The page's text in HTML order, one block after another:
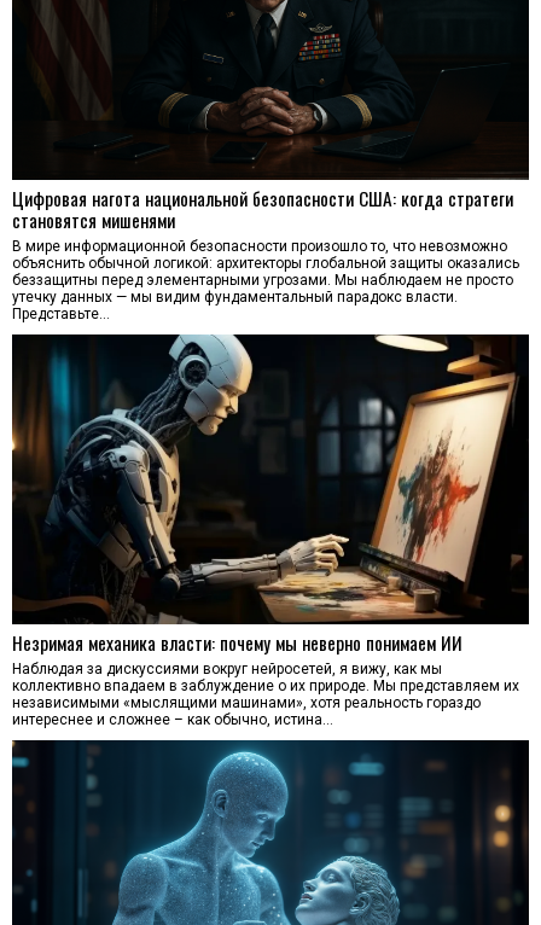
Цифровая нагота национальной безопасности США: когда стратеги
становятся мишенями
В мире информационной безопасности произошло то, что невозможно
объяснить обычной логикой: архитекторы глобальной защиты оказались
беззащитны перед элементарными угрозами. Мы наблюдаем не просто
утечку данных — мы видим фундаментальный парадокс власти.
Представьте…
Незримая механика власти: почему мы неверно понимаем ИИ
Наблюдая за дискуссиями вокруг нейросетей, я вижу, как мы
коллективно впадаем в заблуждение о их природе. Мы представляем их
независимыми «мыслящими машинами», хотя реальность гораздо
интереснее и сложнее – как обычно, истина…